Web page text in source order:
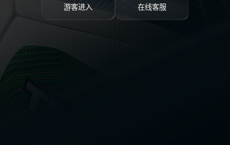
游客进入 在线客服